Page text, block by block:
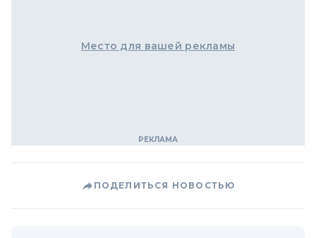
Место для вашей рекламы
ПОДЕЛИТЬСЯ НОВОСТЬЮ